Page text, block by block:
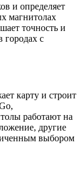
и определяет
магнитолах
точность и
городах с
карту и строит
работают на
другие
выбором